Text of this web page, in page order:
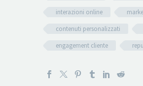
interazioni online
contenuti personalizzati
engagement cliente